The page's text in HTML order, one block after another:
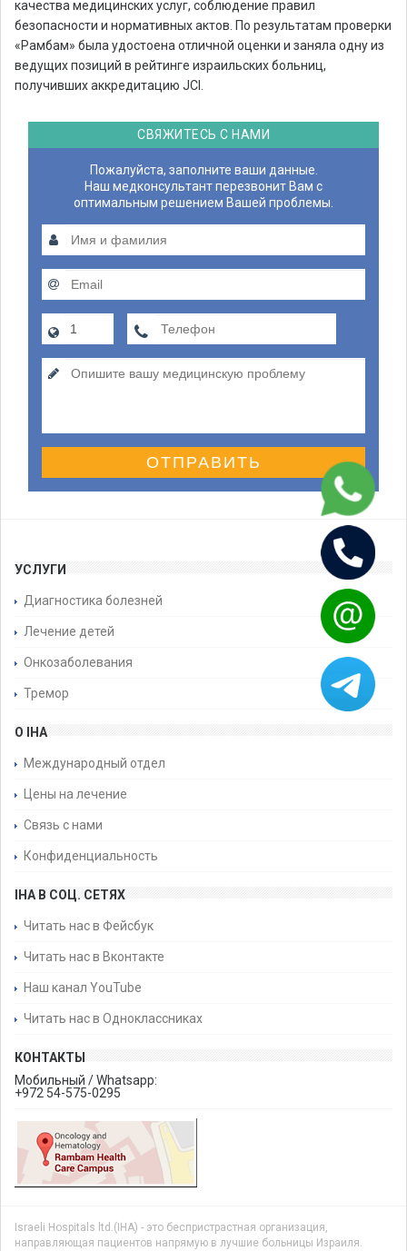
качества медицинских услуг, соблюдение правил
безопасности и нормативных актов. По результатам проверки
«Рамбам» была удостоена отличной оценки и заняла одну из
ведущих позиций в рейтинге израильских больниц,
получивших аккредитацию JCI.
СВЯЖИТЕСЬ С НАМИ
Пожалуйста, заполните ваши данные.
Наш медконсультант перезвонит Вам с
оптимальным решением Вашей проблемы.
ОТПРАВИТЬ
УСЛУГИ
Диагностика болезней
Лечение детей
Онкозаболевания
Тремор
О IHA
Международный отдел
Цены на лечение
Связь с нами
Конфиденциальность
IHA В СОЦ. СЕТЯХ
Читать нас в Фейсбук
Читать нас в Вконтакте
Наш канал YouTube
Читать нас в Одноклассниках
КОНТАКТЫ
Мобильный / Whatsapp:
+972 54-575-0295
Israeli Hospitals ltd.(IHA) - это беспристрастная организация,
направляющая пациентов напрямую в лучшие больницы Израиля.